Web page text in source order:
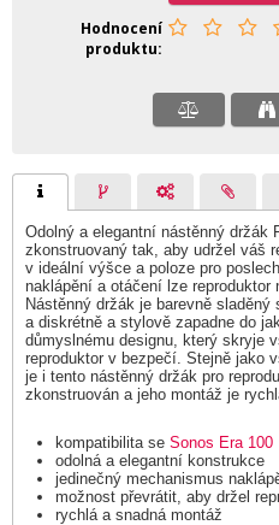
Hodnocení
produktu
Odolný a elegantní nástěnný držák
zkonstruovaný tak, aby udržel váš
v ideální výšce a poloze pro
naklápění a otáčení lze reproduktor
Nástěnný držák je barevně sladěný
a diskrétně a stylově zapadne do
důmyslnému designu, který skryje
reproduktor v bezpečí. Stejně jako
je i tento nástěnný držák pro
zkonstruován a jeho montáž je
kompatibilita se Sonos Era 100
odolná a elegantní konstrukce
jedinečný mechanismus
možnost převrátit, aby držel
rychlá a snadná montáž